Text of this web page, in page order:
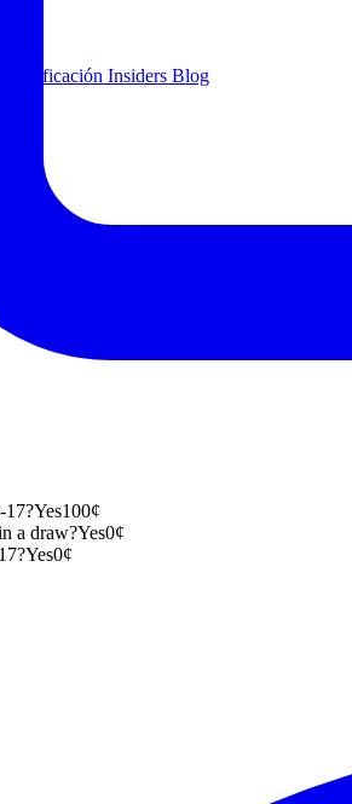
Clasificación Insiders Blog
17?Yes100¢
a draw?Yes0¢
Yes0¢